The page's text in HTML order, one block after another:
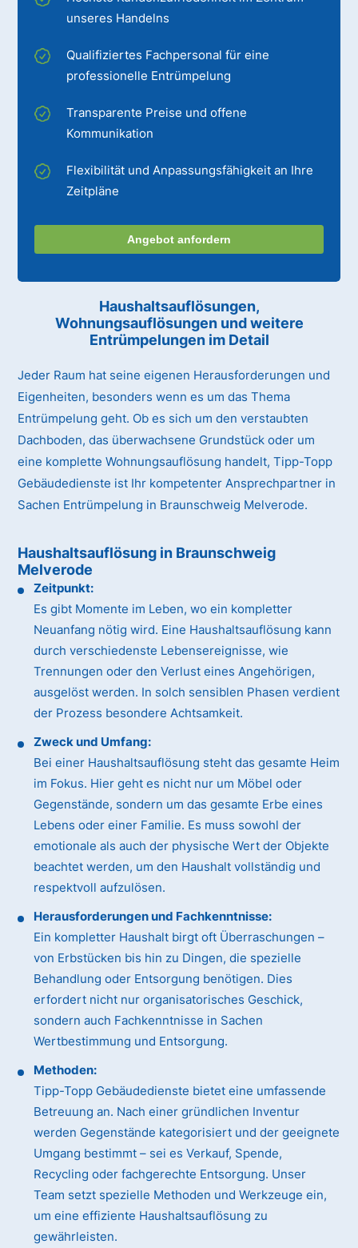
unseres Handelns
Qualifiziertes Fachpersonal für eine
professionelle Entrümpelung
Transparente Preise und offene
Kommunikation
Flexibilität und Anpassungsfähigkeit an Ihre
Zeitpläne
Angebot anfordern
Haushaltsauflösungen,
Wohnungsauflösungen und weitere
Entrümpelungen im Detail
Jeder Raum hat seine eigenen Herausforderungen und
Eigenheiten, besonders wenn es um das Thema
Entrümpelung geht. Ob es sich um den verstaubten
Dachboden, das überwachsene Grundstück oder um
eine komplette Wohnungsauflösung handelt, Tipp-Topp
Gebäudedienste ist Ihr kompetenter Ansprechpartner in
Sachen Entrümpelung in Braunschweig Melverode.
Haushaltsauflösung in Braunschweig
Melverode
Zeitpunkt:
Es gibt Momente im Leben, wo ein kompletter
Neuanfang nötig wird. Eine Haushaltsauflösung kann
durch verschiedenste Lebensereignisse, wie
Trennungen oder den Verlust eines Angehörigen,
ausgelöst werden. In solch sensiblen Phasen verdient
der Prozess besondere Achtsamkeit.
Zweck und Umfang:
Bei einer Haushaltsauflösung steht das gesamte Heim
im Fokus. Hier geht es nicht nur um Möbel oder
Gegenstände, sondern um das gesamte Erbe eines
Lebens oder einer Familie. Es muss sowohl der
emotionale als auch der physische Wert der Objekte
beachtet werden, um den Haushalt vollständig und
respektvoll aufzulösen.
Herausforderungen und Fachkenntnisse:
Ein kompletter Haushalt birgt oft Überraschungen –
von Erbstücken bis hin zu Dingen, die spezielle
Behandlung oder Entsorgung benötigen. Dies
erfordert nicht nur organisatorisches Geschick,
sondern auch Fachkenntnisse in Sachen
Wertbestimmung und Entsorgung.
Methoden:
Tipp-Topp Gebäudedienste bietet eine umfassende
Betreuung an. Nach einer gründlichen Inventur
werden Gegenstände kategorisiert und der geeignete
Umgang bestimmt – sei es Verkauf, Spende,
Recycling oder fachgerechte Entsorgung. Unser
Team setzt spezielle Methoden und Werkzeuge ein,
um eine effiziente Haushaltsauflösung zu
gewährleisten.